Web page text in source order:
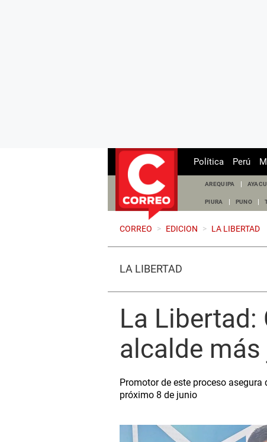
Política Perú
AREQUIPA
PIURA PUNO
CORREO > EDICION > LA LIBERTAD
LA LIBERTAD
La Libertad:
alcalde
Promotor de este proceso
próximo 8 de junio